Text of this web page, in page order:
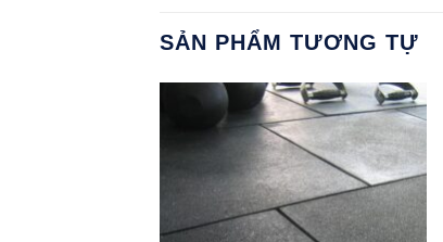
SẢN PHẨM TƯƠNG TỰ